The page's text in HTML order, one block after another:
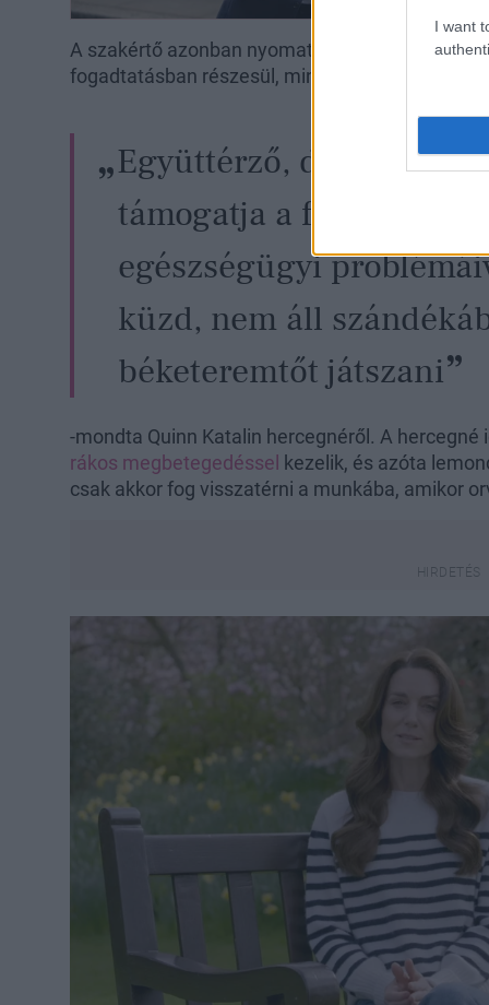
I want
A szakértő azonban nyomatékosította azt is,
fogadtatásban részesül, mint amilyenre számít.
Együttérző, de teljes
támogatja a férjét, és
egészségügyi
küzd, nem áll
béketeremtőt játszani
-mondta Quinn Katalin hercegnéről. A
rákos megbetegedéssel kezelik, és azóta
csak akkor fog visszatérni a munkába, amikor